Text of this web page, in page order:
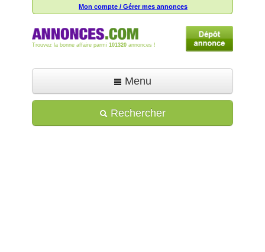
Mon compte / Gérer mes annonces
Trouvez la bonne affaire parmi 101320 annonces !
Menu
Déposer une annonce
Rechercher